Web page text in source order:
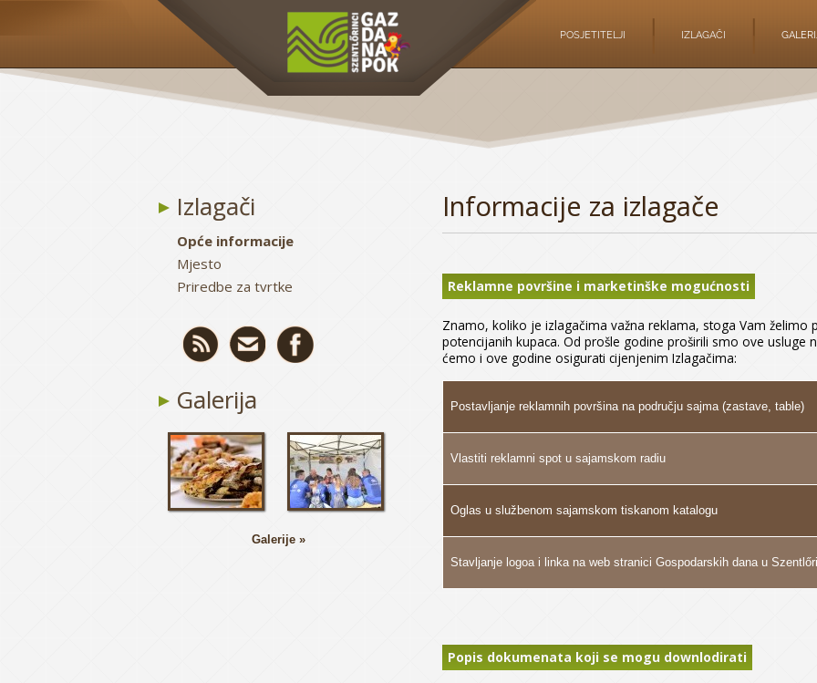
POSJETITELJI IZLAGAČI
Izlagači
Opće informacije
Mjesto
Priredbe za tvrtke
Galerija
Galerije »
Informacije za izlagače
Reklamne površine i marketinške mogućnosti
Znamo, koliko je izlagačima važna reklama, stoga Vam želimo
potencijanih kupaca. Od prošle godine proširili smo ove
ćemo i ove godine osigurati cijenjenim Izlagačima:
Postavljanje reklamnih površina na području sajma (zastave, table)
Vlastiti reklamni spot u sajamskom radiu
Oglas u službenom sajamskom tiskanom katalogu
Stavljanje logoa i linka na web stranici Gospodarskih dana u
Popis dokumenata koji se mogu downlodirati